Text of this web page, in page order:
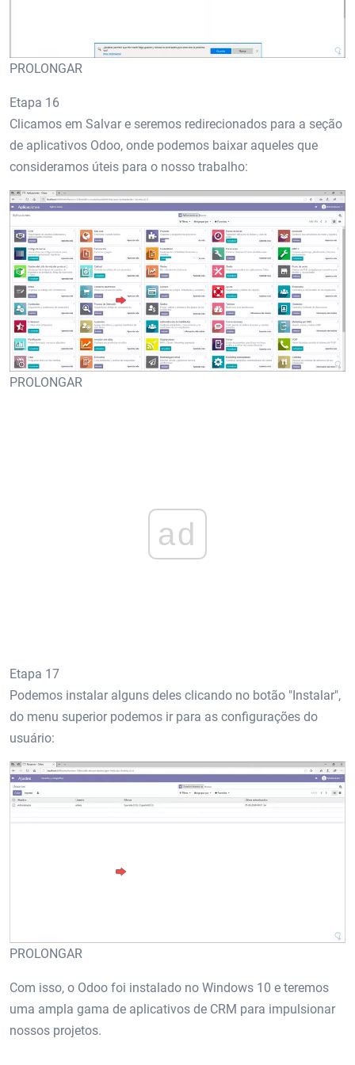
PROLONGAR
Etapa 16
Clicamos em Salvar e seremos redirecionados para a seção
de aplicativos Odoo, onde podemos baixar aqueles que
consideramos úteis para o nosso trabalho:
PROLONGAR
ad
Etapa 17
Podemos instalar alguns deles clicando no botão "Instalar",
do menu superior podemos ir para as configurações do
usuário:
PROLONGAR
Com isso, o Odoo foi instalado no Windows 10 e teremos
uma ampla gama de aplicativos de CRM para impulsionar
nossos projetos.